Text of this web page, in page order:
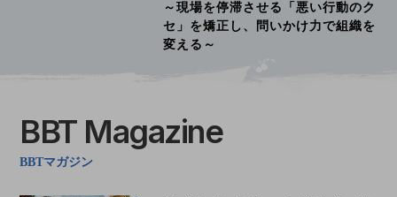
～現場を停滞させる「悪い行動のク
セ」を矯正し、問いかけ力で組織を
変える～
BBT Magazine
BBTマガジン